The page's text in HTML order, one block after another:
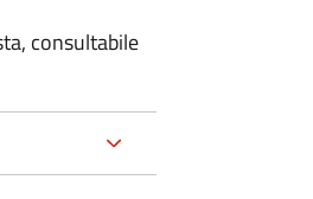
consultabile